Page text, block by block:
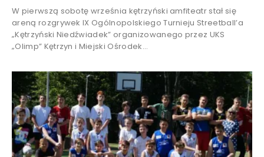
W pierwszą sobotę września kętrzyński amfiteatr stał się
areną rozgrywek IX Ogólnopolskiego Turnieju Streetball’a
„Kętrzyński Niedźwiadek” organizowanego przez UKS
„Olimp” Kętrzyn i Miejski Ośrodek...